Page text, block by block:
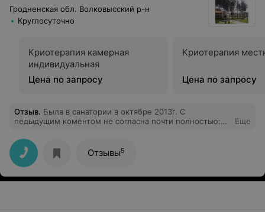
Гродненская обл. Волковысский р-н
Круглосуточно
Криотерапия камерная
индивидуальная
Цена по запросу
Криотерапия
Цена по запросу
Отзыв. Была в санатории в октябре 2013г. С
педыдущим коментом не согласна почти полностью:
возможно, низкокаллорийно), персонал приветливый,
доброжелательный и вполне профессиональный. Для
женщин много приятных и полезных спа-процедур. В
этом 2014г. опять постараюсь туда попасть. А вообще,
возьму на себя смелость дать совет: как Вы к людям -
Еще
Отзывы5